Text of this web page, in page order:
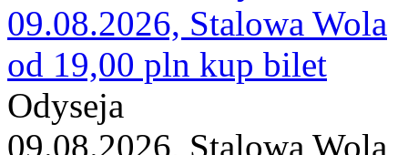
09.08.2026, Stalowa Wola
od 19,00 pln kup bilet
Odyseja
09.08.2026, Stalowa Wola